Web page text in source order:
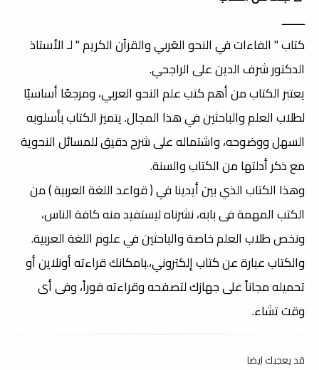
ــــــــ
كتاب " الفاءات في النحو العَربي والقرآن الكريم " لـ الأستاذ
الدكتور شرف الدين على الراجحي.
يعتبر الكتاب من أهم كتب علم النحو العربي، ومرجعًا أساسيًا
لطلاب العلم والباحثين في هذا المجال. يتميز الكتاب بأسلوبه
السهل ووضوحه، واشتماله على شرح دقيق للمسائل النحوية
مع ذكر أدلتها من الكتاب والسنة.
وهذا الكتاب الذي بين أيدينا في ( قواعد اللغة العربية ) من
الكتب المهمة فى بابه، نشرناه ليستفيد منه كافة الناس،
ونخص طلاب العلم خاصة والباحثين في علوم اللغة العربية.
والكتاب عبارة عن كتاب إلكتروني،.بامكانك قراءته أونلاين أو
تحميله مجاناً على جهازك لتصفحه وقراءته فوراً، وفى أى
وقت تشاء.
قد يعجبك ايضا